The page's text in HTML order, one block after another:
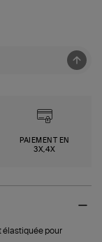
PAIEMENT EN
3X,4X
élastiquée pour